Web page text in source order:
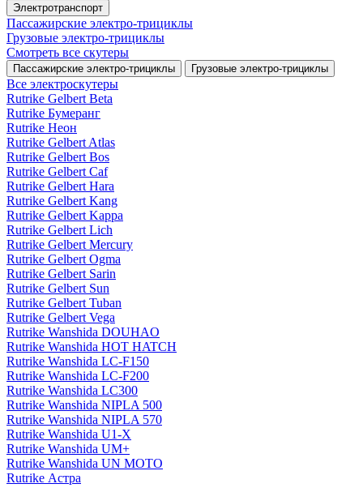
Электротранспорт
Пассажирские электро‑трициклы
Грузовые электро‑трициклы
Смотреть все скутеры
Пассажирские электро‑трициклы Грузовые электро‑трициклы
Все электро­скутеры
Rutrike Gelbert Beta
Rutrike Бумеранг
Rutrike Неон
Rutrike Gelbert Atlas
Rutrike Gelbert Bos
Rutrike Gelbert Caf
Rutrike Gelbert Hara
Rutrike Gelbert Kang
Rutrike Gelbert Kappa
Rutrike Gelbert Lich
Rutrike Gelbert Mercury
Rutrike Gelbert Ogma
Rutrike Gelbert Sarin
Rutrike Gelbert Sun
Rutrike Gelbert Tuban
Rutrike Gelbert Vega
Rutrike Wanshida DOUHAO
Rutrike Wanshida HOT HATCH
Rutrike Wanshida LC-F150
Rutrike Wanshida LC-F200
Rutrike Wanshida LC300
Rutrike Wanshida NIPLA 500
Rutrike Wanshida NIPLA 570
Rutrike Wanshida U1-X
Rutrike Wanshida UM+
Rutrike Wanshida UN MOTO
Rutrike Астра